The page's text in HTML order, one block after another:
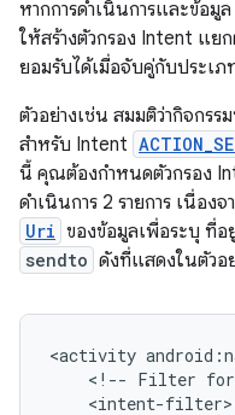
หากการดำเนินการและข้อ
ให้สร้างตัวกรอง Intent แย
ยอมรับได้เมื่อจับคู่กับประเภ
ตัวอย่างเช่น สมมติว่ากิจกร
สำหรับ Intent
นี้ คุณต้องกำหนดตัวกรอง
ดำเนินการ 2 รายการ เนื่อง
Uri ของข้อมูลเพื่อระบุ ที่อ
sendto ดังที่แสดงในตัวอ
<activity
<!-- Filter for